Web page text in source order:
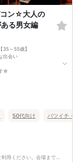
コン☆大人の
る男女編
～55歳】
出会い
☆
ープが婚活パーティ
判をいただいていま
的にマッチした出会い
50代向け バツイチ・
ホテルモンテローザ太田 ※「太田市役所」駐車場をご利用ください。会場まで徒歩5分 〒373-0851 群馬県太田市飯田町1308